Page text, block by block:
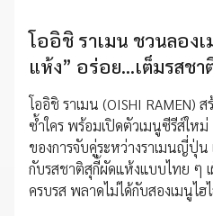
โออิชิ ราเมน ชวนลอง
แห้ง” อร่อย...เต็มรสช
โออิชิ ราเมน (OISHI RAMEN)
ซ้ำใคร พร้อมเปิดตัวเมนูซีรีส์ให
ของการจับคู่ระหว่างราเมนญี่ปุ่
กับรสชาติสุกี้ผัดแห้งแบบไทย ๆ
ครบรส พลาดไม่ได้กับสองเมนูไฮ